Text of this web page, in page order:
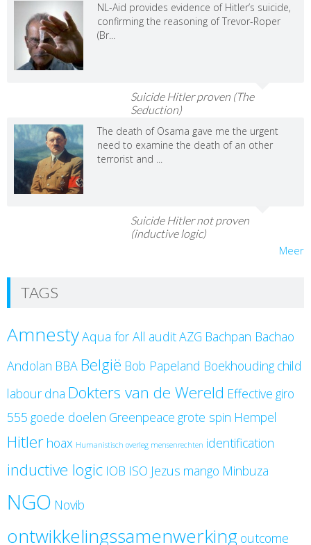
NL-Aid provides evidence of Hitler’s suicide,
confirming the reasoning of Trevor-Roper
(Br...
Suicide Hitler proven (The
Seduction)
The death of Osama gave me the urgent
need to examine the death of an other
terrorist and ...
Suicide Hitler not proven
(inductive logic)
Meer
TAGS
AmnestyAqua for All auditAZG Bachpan Bachao
Andolan BBA België Bob Papeland Boekhouding child
labour dna Dokters van de Wereld Effective giro
555 goede doelen Greenpeace grote spin Hempel
Hitler hoax Humanistisch overleg mensenrechten identification
inductive logic IOB ISO Jezus mango Minbuza
NGO Novib
ontwikkelingssamenwerking outcome